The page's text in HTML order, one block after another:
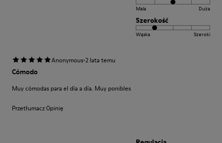
Mala Duża
Szerokość
Wąska Szeroki
Anonymous·2 lata temu
Cómodo
Muy cómodas para el día a día. Muy ponibles
Przetłumacz Opinię